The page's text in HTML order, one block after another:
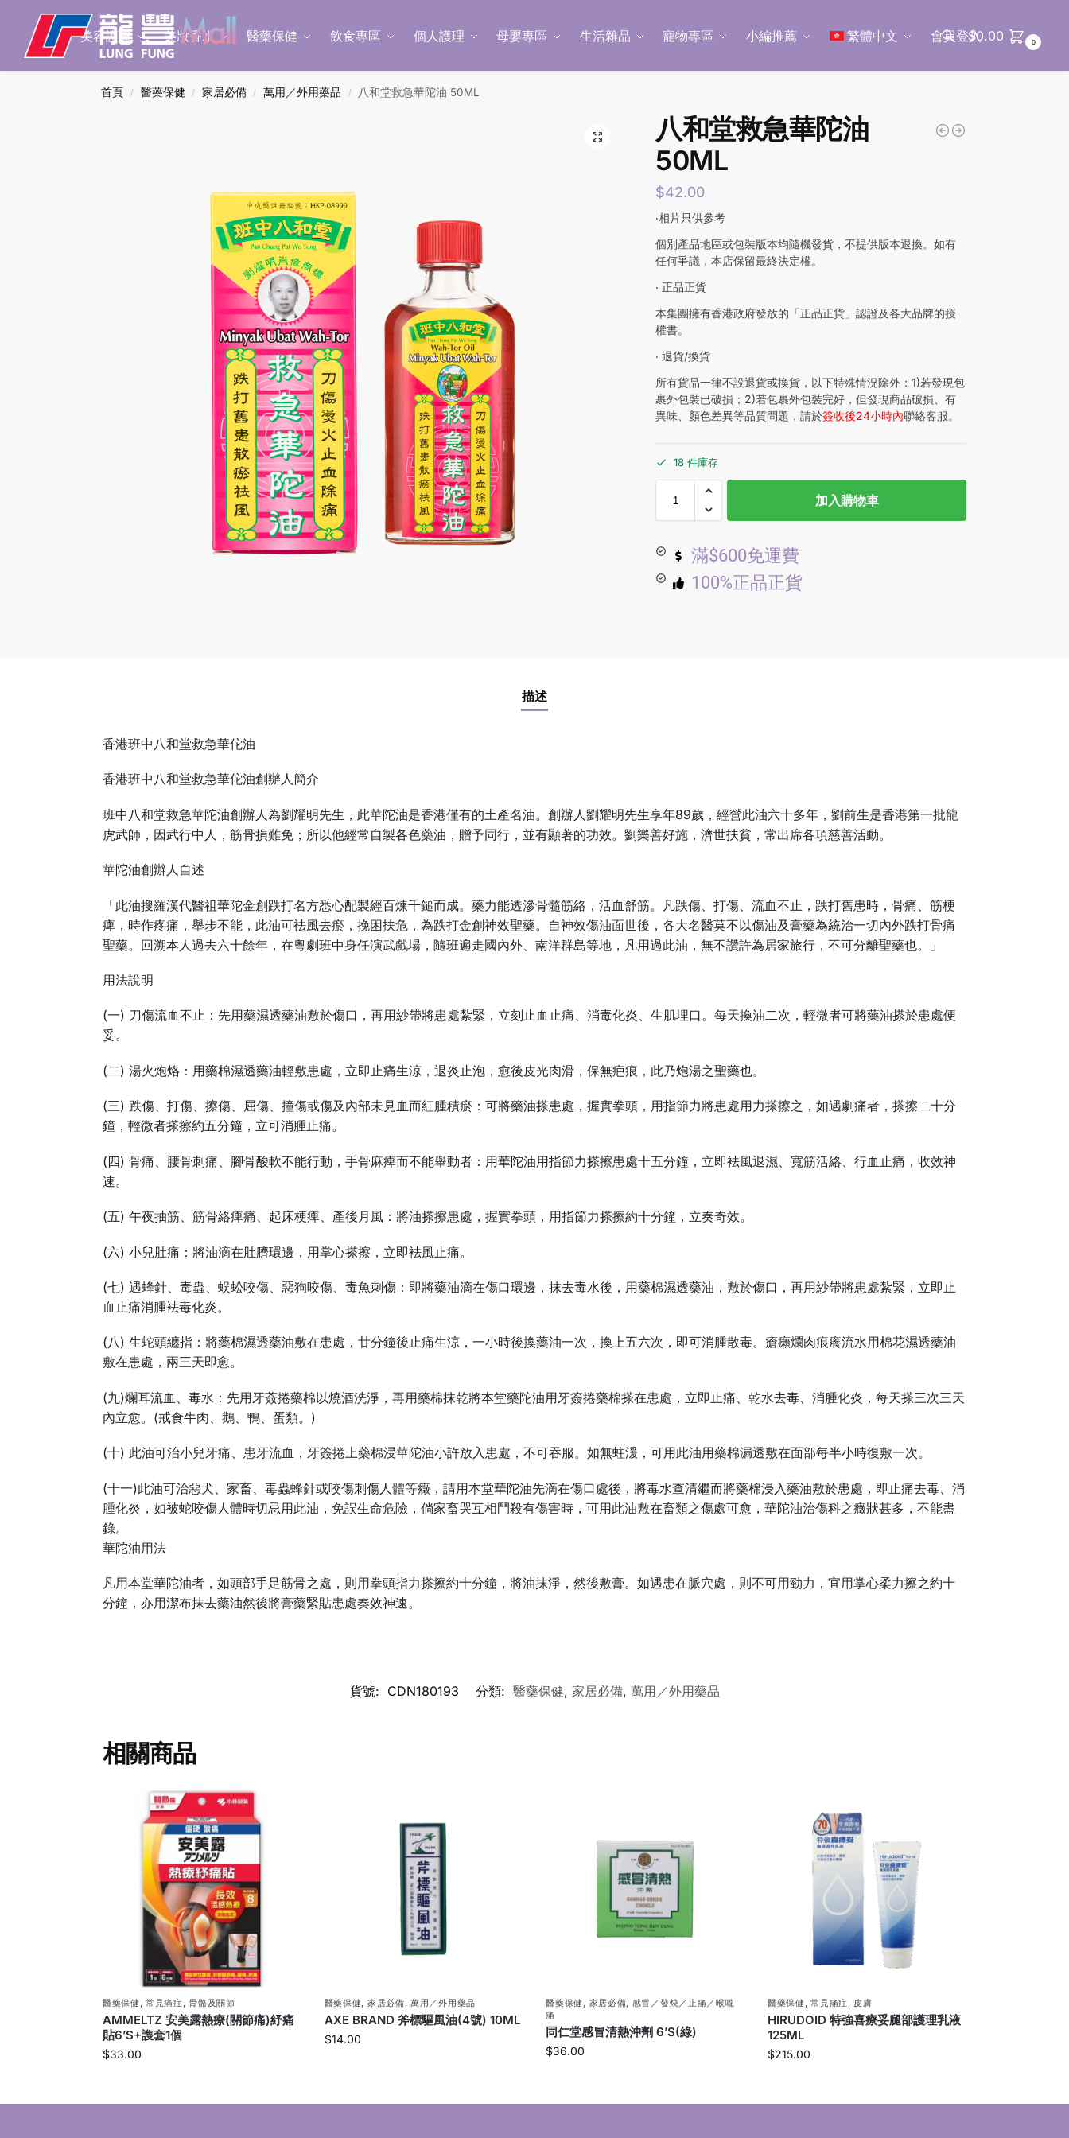
美容護膚 美妝香水 醫藥保健 飲食專區 個人護理 母嬰專區 生活雜品 寵物專區 小編推薦 繁體中文 會員登入
Search
$0.00 0
首頁 / 醫藥保健 / 家居必備 / 萬用／外用藥品 / 八和堂救急華陀油 50ML
八和堂救急華陀油
50ML
$42.00
‧相片只供參考
個別產品地區或包裝版本均隨機發貨，不提供版本退換。如有
任何爭議，本店保留最終決定權。
‧ 正品正貨
本集團擁有香港政府發放的「正品正貨」認證及各大品牌的授
權書。
‧ 退貨/換貨
所有貨品一律不設退貨或換貨，以下特殊情況除外：1)若發現包
裹外包裝已破損；2)若包裹外包裝完好，但發現商品破損、有
異味、顏色差異等品質問題，請於簽收後24小時內聯絡客服。
18 件庫存
加入購物車
滿$600免運費
100%正品正貨
描述
香港班中八和堂救急華佗油
香港班中八和堂救急華佗油創辦人簡介
班中八和堂救急華陀油創辦人為劉耀明先生，此華陀油是香港僅有的土產名油。創辦人劉耀明先生享年89歲，經營此油六十多年，劉前生是香港第一批龍
虎武師，因武行中人，筋骨損難免；所以他經常自製各色藥油，贈予同行，並有顯著的功效。劉樂善好施，濟世扶貧，常出席各項慈善活動。
華陀油創辦人自述
「此油搜羅漢代醫祖華陀金創跌打名方悉心配製經百煉千鎚而成。藥力能透滲骨髓筋絡，活血舒筋。凡跌傷、打傷、流血不止，跌打舊患時，骨痛、筋梗
痺，時作疼痛，舉步不能，此油可袪風去瘀，挽困扶危，為跌打金創神效聖藥。自神效傷油面世後，各大名醫莫不以傷油及膏藥為統治一切內外跌打骨痛
聖藥。回溯本人過去六十餘年，在粵劇班中身任演武戲場，隨班遍走國內外、南洋群島等地，凡用過此油，無不讚許為居家旅行，不可分離聖藥也。」
用法說明
(一) 刀傷流血不止：先用藥濕透藥油敷於傷口，再用紗帶將患處紮緊，立刻止血止痛、消毒化炎、生肌埋口。每天換油二次，輕微者可將藥油搽於患處便
妥。
(二) 湯火炮烙：用藥棉濕透藥油輕敷患處，立即止痛生涼，退炎止泡，愈後皮光肉滑，保無疤痕，此乃炮湯之聖藥也。
(三) 跌傷、打傷、擦傷、屈傷、撞傷或傷及內部未見血而紅腫積瘀：可將藥油搽患處，握實拳頭，用指節力將患處用力搽擦之，如遇劇痛者，搽擦二十分
鐘，輕微者搽擦約五分鐘，立可消腫止痛。
(四) 骨痛、腰骨刺痛、腳骨酸軟不能行動，手骨麻痺而不能舉動者：用華陀油用指節力搽擦患處十五分鐘，立即袪風退濕、寬筋活絡、行血止痛，收效神
速。
(五) 午夜抽筋、筋骨絡痺痛、起床梗痺、產後月風：將油搽擦患處，握實拳頭，用指節力搽擦約十分鐘，立奏奇效。
(六) 小兒肚痛：將油滴在肚臍環邊，用掌心搽擦，立即袪風止痛。
(七) 遇蜂針、毒蟲、蜈蚣咬傷、惡狗咬傷、毒魚刺傷：即將藥油滴在傷口環邊，抹去毒水後，用藥棉濕透藥油，敷於傷口，再用紗帶將患處紮緊，立即止
血止痛消腫袪毒化炎。
(八) 生蛇頭纏指：將藥棉濕透藥油敷在患處，廿分鐘後止痛生涼，一小時後換藥油一次，換上五六次，即可消腫散毒。瘡癩爛肉痕癢流水用棉花濕透藥油
敷在患處，兩三天即愈。
(九)爛耳流血、毒水：先用牙薟捲藥棉以燒酒洗淨，再用藥棉抹乾將本堂藥陀油用牙簽捲藥棉搽在患處，立即止痛、乾水去毒、消腫化炎，每天搽三次三天
內立愈。(戒食牛肉、鵝、鴨、蛋類。)
(十) 此油可治小兒牙痛、患牙流血，牙簽捲上藥棉浸華陀油小許放入患處，不可吞服。如無蛀湲，可用此油用藥棉漏透敷在面部每半小時復敷一次。
(十一)此油可治惡犬、家畜、毒蟲蜂針或咬傷刺傷人體等癥，請用本堂華陀油先滴在傷口處後，將毒水查清繼而將藥棉浸入藥油敷於患處，即止痛去毒、消
腫化炎，如被蛇咬傷人體時切忌用此油，免誤生命危險，倘家畜哭互相鬥殺有傷害時，可用此油敷在畜類之傷處可愈，華陀油治傷科之癥狀甚多，不能盡
錄。
華陀油用法
凡用本堂華陀油者，如頭部手足筋骨之處，則用拳頭指力搽擦約十分鐘，將油抹淨，然後敷膏。如遇患在脈穴處，則不可用勁力，宜用掌心柔力擦之約十
分鐘，亦用潔布抹去藥油然後將膏藥緊貼患處奏效神速。
貨號: CDN180193 分類: 醫藥保健, 家居必備, 萬用／外用藥品
相關商品
醫藥保健 ,常見痛症,骨骼及關節
AMMELTZ 安美露熱療(關節痛)紓痛
貼6’S+謢套1個
$33.00
醫藥保健, 家居必備,萬用／外用藥品
AXE BRAND 斧標驅風油(4號) 10ML
$14.00
醫藥保健 , 家居必備, 感冒／發燒／止痛／喉嚨
痛
同仁堂感冒清熱沖劑 6’S(綠)
$36.00
醫藥保健 ,常見痛症, 皮膚
HIRUDOID 特強喜療妥腿部護理乳液
125ML
$215.00